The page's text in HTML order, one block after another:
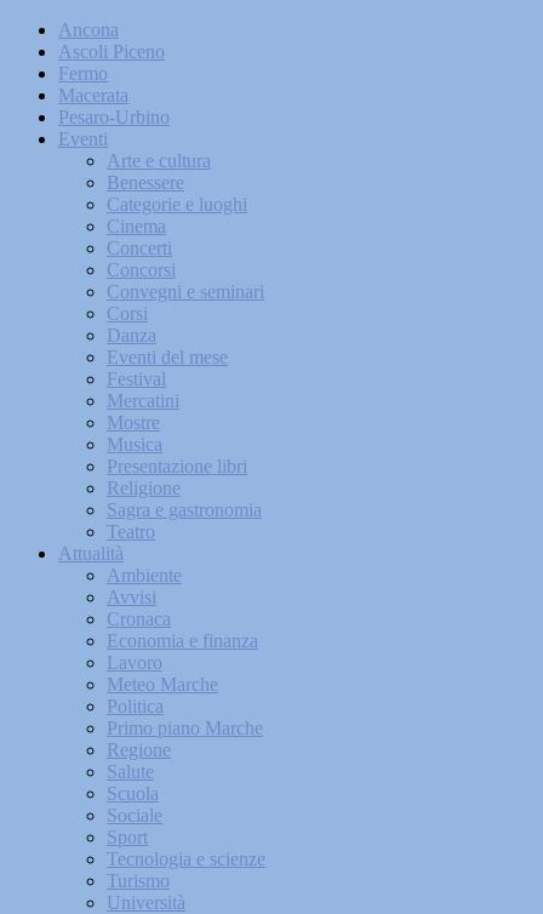
Ancona
Ascoli Piceno
Fermo
Macerata
Pesaro-Urbino
Eventi
Arte e cultura
Benessere
Categorie e luoghi
Cinema
Concerti
Concorsi
Convegni e seminari
Corsi
Danza
Eventi del mese
Festival
Mercatini
Mostre
Musica
Presentazione libri
Religione
Sagra e gastronomia
Teatro
Attualità
Ambiente
Avvisi
Cronaca
Economia e finanza
Lavoro
Meteo Marche
Politica
Primo piano Marche
Regione
Salute
Scuola
Sociale
Sport
Tecnologia e scienze
Turismo
Università